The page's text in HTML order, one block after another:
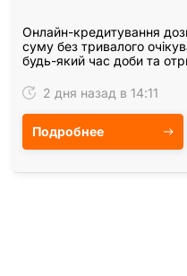
Онлайн-кредитування
суму без тривалого
будь-який час доби та
2 дня назад в 14:11
Подробнее